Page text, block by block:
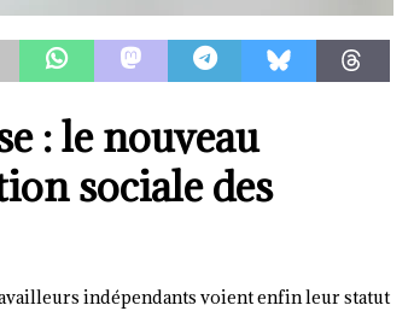
: le nouveau
sociale des
indépendants voient enfin leur statut